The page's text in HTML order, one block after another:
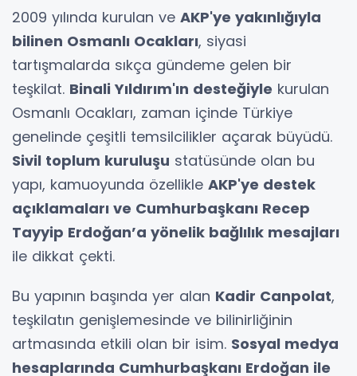
2009 yılında kurulan ve AKP'ye yakınlığıyla
bilinen Osmanlı Ocakları, siyasi
tartışmalarda sıkça gündeme gelen bir
teşkilat. Binali Yıldırım'ın desteğiyle kurulan
Osmanlı Ocakları, zaman içinde Türkiye
genelinde çeşitli temsilcilikler açarak büyüdü.
Sivil toplum kuruluşu statüsünde olan bu
yapı, kamuoyunda özellikle AKP'ye destek
açıklamaları ve Cumhurbaşkanı Recep
Tayyip Erdoğan’a yönelik bağlılık mesajları
ile dikkat çekti.
Bu yapının başında yer alan Kadir Canpolat,
teşkilatın genişlemesinde ve bilinirliğinin
artmasında etkili olan bir isim. Sosyal medya
hesaplarında Cumhurbaşkanı Erdoğan ile